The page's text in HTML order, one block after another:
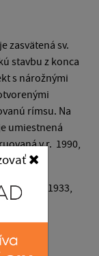
zasvätená sv.
stavbu z konca
s nárožnými
rímsu. Na
umiestnená
v r. 1990,
1932-1933,
so